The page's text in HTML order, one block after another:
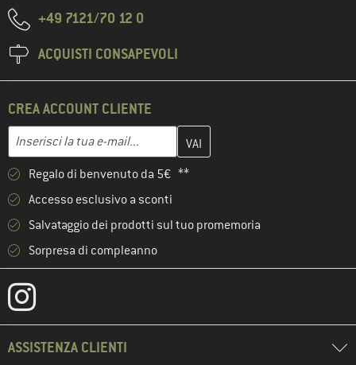
+49 7121/70 12 0
ACQUISTI CONSAPEVOLI
CREA ACCOUNT CLIENTE
Indirizzo e-mail
Inserisci qui il tuo indirizzo e-mail e crea il tuo account cliente
Regalo di benvenuto da 5€ **
Accesso esclusivo a sconti
Salvataggio dei prodotti sul tuo promemoria
Sorpresa di compleanno
ASSISTENZA CLIENTI